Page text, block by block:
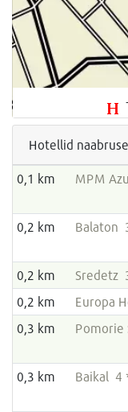
Hotellid
0,1 km
MPM
0,2 km
Balaton
0,2 km
Sredetz
0,2 km
Europa
0,3 km
Pomorie
0,3 km
Baikal 4